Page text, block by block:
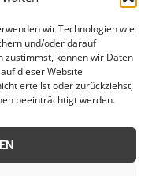
wir Technologien wie
und/oder darauf
zustimmst, können wir Daten
dieser Website
erteilst oder zurückziehst,
beeinträchtigt werden.
Kontakt